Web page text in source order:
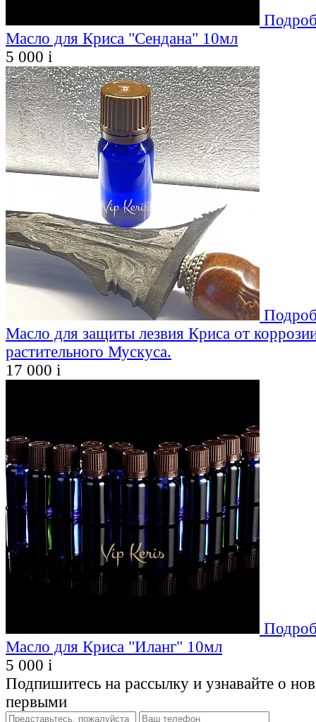
Масло для Криса "Сендана" 10мл
5 000 i
Масло для защиты лезвия Криса от
растительного Мускуса.
17 000 i
Масло для Криса "Иланг" 10мл
5 000 i
Подпишитесь на рассылку и узнавайте о
первыми